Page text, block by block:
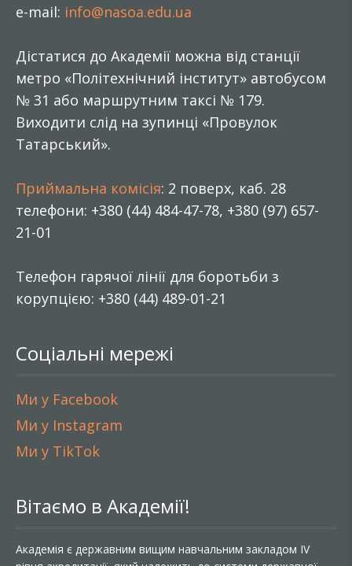
e-mail: info@nasoa.edu.ua
Дістатися до Академії можна від станції
метро «Політехнічний інститут» автобусом
№ 31 або маршрутним таксі № 179.
Виходити слід на зупинці «Провулок
Татарський».
Приймальна комісія: 2 поверх, каб. 28
телефони: +380 (44) 484-47-78, +380 (97) 657-
21-01
Телефон гарячої лінії для боротьби з
корупцією: +380 (44) 489-01-21
Соціальні мережі
Ми у Facebook
Ми у Instagram
Ми у TikTok
Вітаємо в Академії!
Академія є державним вищим навчальним закладом IV